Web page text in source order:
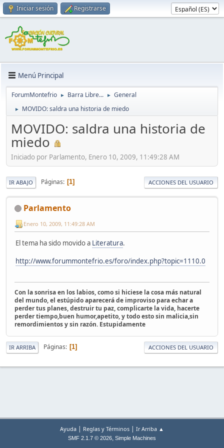
Iniciar sesión Registrarse
Menú Principal
ForumMontefrio ► Barra Libre... ► General
► MOVIDO: saldra una historia de miedo
MOVIDO: saldra una historia de
miedo
Iniciado por Parlamento, Enero 10, 2009, 11:49:28 AM
IR ABAJO Páginas 1 ACCIONES DEL USUARIO
Parlamento
Enero 10, 2009, 11:49:28 AM
El tema ha sido movido a Literatura.
http://www.forummontefrio.es/foro/index.php?topic=1110.0
Con la sonrisa en los labios, como si hiciese la cosa más natural
del mundo, el estúpido aparecerá de improviso para echar a
perder tus planes, destruir tu paz, complicarte la vida, hacerte
perder tiempo,buen humor,apetito, y todo esto sin malicia,sin
remordimientos y sin razón. Estupidamente
IR ARRIBA Páginas 1 ACCIONES DEL USUARIO
Ayuda | Reglas y Términos | Ir Arriba ▲
SMF 2.1.7 © 2026, Simple Machines